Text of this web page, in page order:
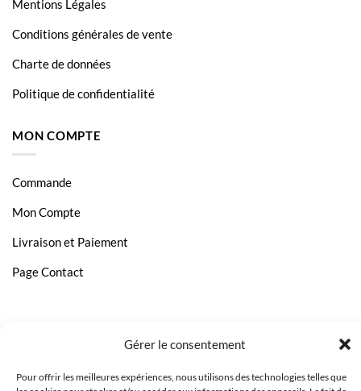
Gérer le consentement
Pour offrir les meilleures expériences, nous utilisons des technologies telles que
Mentions Légales
Conditions générales de vente
Charte de données
Politique de confidentialité
MON COMPTE
Commande
Mon Compte
Livraison et Paiement
Page Contact